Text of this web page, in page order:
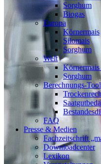
Sorghum
Biogas
Europa
Körnermais
Silomais
Sorghum
Welt
Sorghum
Berechnungs-
FAQ
Presse & Medien
Fachzeitschrift
Downloadcenter
Lexikon